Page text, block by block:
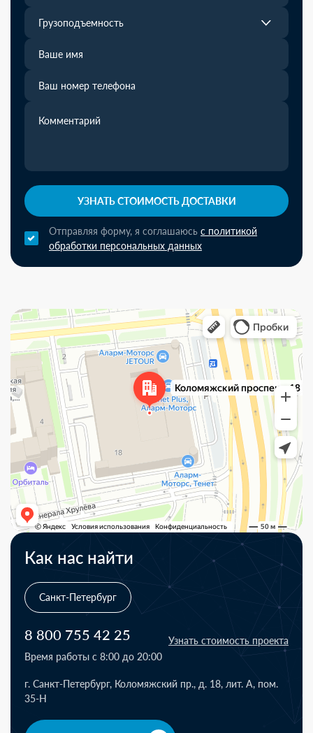
Грузоподъемность
УЗНАТЬ СТОИМОСТЬ ДОСТАВКИ
Отправляя форму, я соглашаюсь с политикой
обработки персональных данных
Как нас найти
Санкт-Петербург
8 800 755 42 25
Время работы с 8:00 до 20:00
Узнать стоимость проекта
г. Санкт-Петербург, Коломяжский пр., д. 18, лит. А, пом.
35-Н